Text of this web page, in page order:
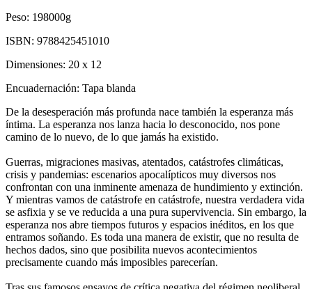
Peso: 198000g
ISBN: 9788425451010
Dimensiones: 20 x 12
Encuadernación: Tapa blanda
De la desesperación más profunda nace también la esperanza más
íntima. La esperanza nos lanza hacia lo desconocido, nos pone
camino de lo nuevo, de lo que jamás ha existido.
Guerras, migraciones masivas, atentados, catástrofes climáticas,
crisis y pandemias: escenarios apocalípticos muy diversos nos
confrontan con una inminente amenaza de hundimiento y extinción.
Y mientras vamos de catástrofe en catástrofe, nuestra verdadera vida
se asfixia y se ve reducida a una pura supervivencia. Sin embargo, la
esperanza nos abre tiempos futuros y espacios inéditos, en los que
entramos soñando. Es toda una manera de existir, que no resulta de
hechos dados, sino que posibilita nuevos acontecimientos
precisamente cuando más imposibles parecerían.